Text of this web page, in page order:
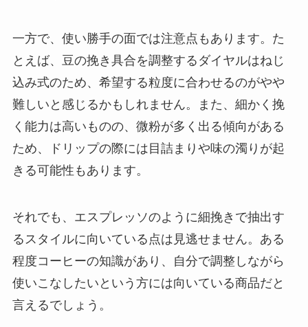
一方で、使い勝手の面では注意点もあります。た
とえば、豆の挽き具合を調整するダイヤルはねじ
込み式のため、希望する粒度に合わせるのがやや
難しいと感じるかもしれません。また、細かく挽
く能力は高いものの、微粉が多く出る傾向がある
ため、ドリップの際には目詰まりや味の濁りが起
きる可能性もあります。
それでも、エスプレッソのように細挽きで抽出す
るスタイルに向いている点は見逃せません。ある
程度コーヒーの知識があり、自分で調整しながら
使いこなしたいという方には向いている商品だと
言えるでしょう。